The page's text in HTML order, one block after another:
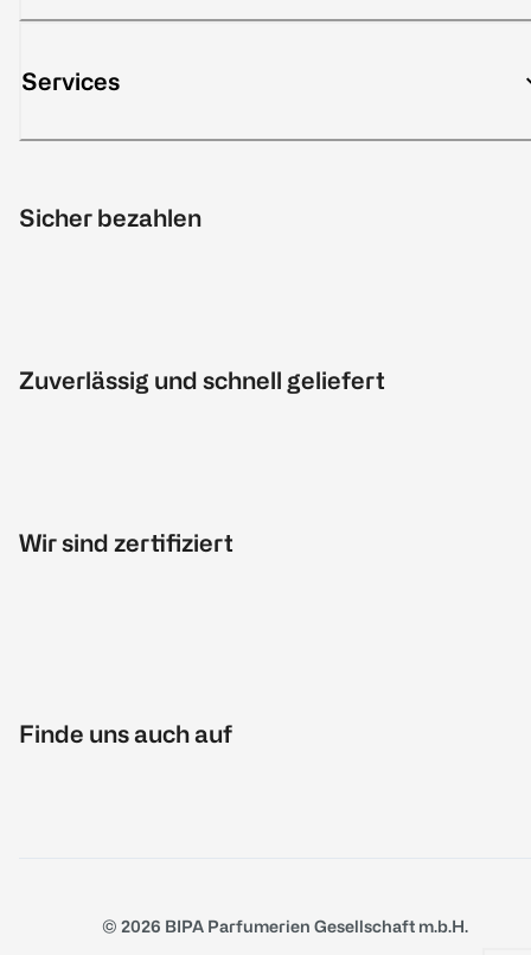
Services
Sicher bezahlen
Zuverlässig und schnell geliefert
Wir sind zertifiziert
Finde uns auch auf
© 2026 BIPA Parfumerien Gesellschaft m.b.H.